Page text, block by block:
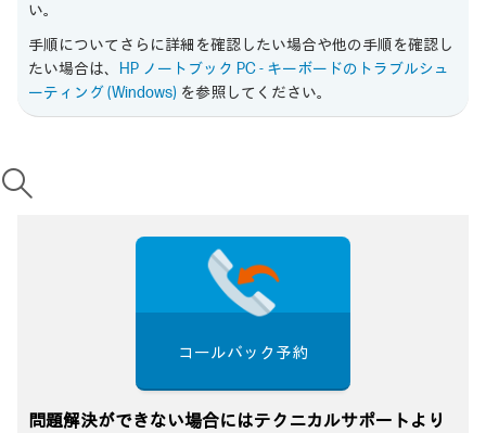
い。
手順についてさらに詳細を確認したい場合や他の手順を確認し
たい場合は、
HP ノートブック PC - キーボードのトラブルシュ
ーティング (Windows) を参照してください。
コールバック予約
問題解決ができない場合にはテクニカルサポートより